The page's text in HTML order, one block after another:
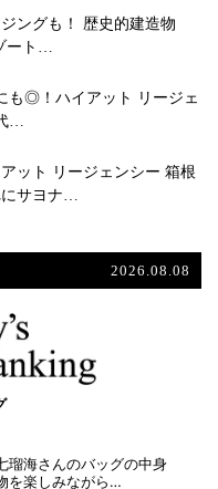
ングも！ 歴史的建造物
ート…
も◎！ハイアット リージェ
…
ット リージェンシー 箱根
サヨナ…
2026.08.08
瑠海さんのバッグの中身
を楽しみながら…